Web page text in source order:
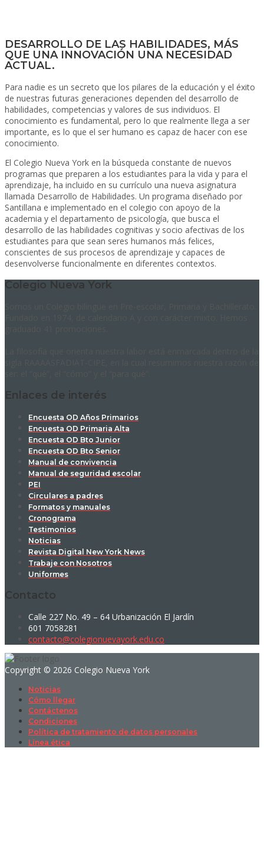
DESARROLLO DE LAS HABILIDADES, MÁS
QUE UNA INNOVACIÓN UNA NECESIDAD
ACTUAL.
Para nadie es un secreto que los pilares de la educación y el éxito
de nuestras futuras generaciones dependen del desarrollo de
habilidades, competencias y valores de sus individuos. El
conocimiento es fundamental, pero lo que realmente llega a ser
importante, es lo que el ser humano es capaz de hacer con ese
conocimiento.
El Colegio Nueva York en la búsqueda constante de nuevos
programas que preparen a los estudiantes para la vida y para el
aprendizaje, ha incluido en su currículo una nueva asignatura
llamada Desarrollo de Habilidades. Un programa diseñado por
Santillana e implementado en el colegio con apoyo de la
academia y el departamento de psicología, que busca el
desarrollo de las habilidades cognitivas y socio afectivas de los
estudiantes para que sean seres humanos más felices,
conscientes de sus procesos de aprendizaje y capaces de
desenvolverse funcionalmente en diferentes contextos.
Colegio Nueva York
Enlaces de interés
Encuesta OD Años Primarios
Encuesta OD Primaria Alta
Encuesta OD Bto Junior
Encuesta OD Bto Senior
Manual de convivencia
Manual de seguridad escolar
PEI
Circulares a padres
Formatos y manuales
Cronograma
Testimonios
Noticias
Revista Digital New York News
Trabaje con Nosotros
Uniformes
Contacto
Calle 227 No. 49 – 64 Urbanización El Jardín
601 7058281
contacto@colegionuevayork.edu.co
Copyright © 2026 Colegio Nueva York
Noticias
Cómo llegar
Contáctenos
Condiciones
Política de tratamiento de datos personales
Línea ética